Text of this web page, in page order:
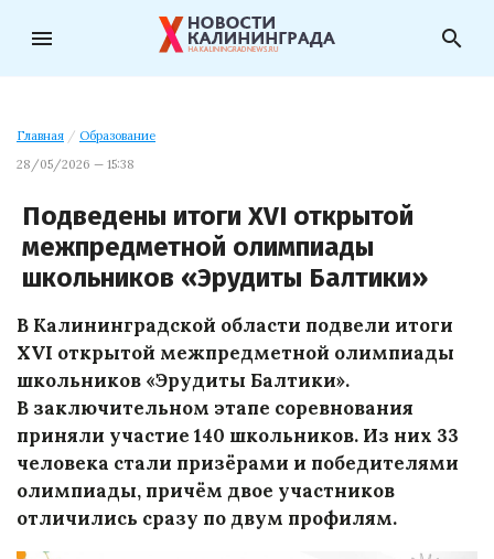
menu search
Главная / Образование
28/05/2026 — 15:38
Подведены итоги XVI открытой
межпредметной олимпиады
школьников «Эрудиты Балтики»
В Калининградской области подвели итоги
XVI открытой межпредметной олимпиады
школьников «Эрудиты Балтики».
В заключительном этапе соревнования
приняли участие 140 школьников. Из них 33
человека стали призёрами и победителями
олимпиады, причём двое участников
отличились сразу по двум профилям.